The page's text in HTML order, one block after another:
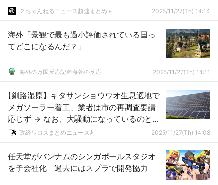
２ちゃんねるニュース超速まとめ＋ 2025/11/27(Th) 14:14
海外「景観で最も過小評価されている国っ
てどこになるんだ？」
海外の万国反応記＠海外の反応 2025/11/27(Th) 14:11
【釧路湿原】キタサンショウウオ生息適地で
メガソーラー着工、業者は市の再調査要請
応じず → なお、大騒動になっているのと別
の場所だが業者は同じ ｗｗｗｗｗｗｗｗｗ
政経ワロスまとめニュース♪ 2025/11/27(Th) 14:08
任天堂がバンナムのシンガポールスタジオ
を子会社化 過去にはスプラで開発協力